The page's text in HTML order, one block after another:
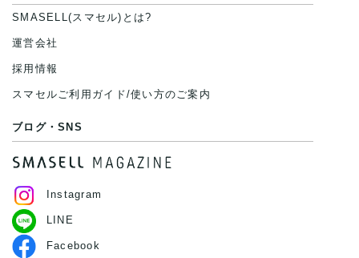
SMASELL(スマセル)とは?
運営会社
採用情報
スマセルご利用ガイド/使い方のご案内
ブログ・SNS
Instagram
LINE
Facebook